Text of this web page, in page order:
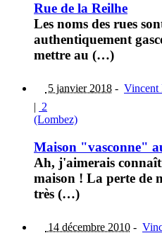
Rue de la Reilhe
Les noms des rues
authentiquement
mettre au (…)
5 janvier 2018 - Vincent
| 2
(Lombez)
Maison "vasconne"
Ah, j'aimerais
maison ! La perte de
très (…)
14 décembre 2010 -